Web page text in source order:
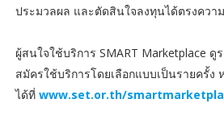
ประมวลผล และตัดสินใจลงทุนได้ตรงควา
ผู้สนใจใช้บริการ SMART Marketplace ดู
สมัครใช้บริการโดยเลือกแบบเป็นรายครั้ง
ได้ที่ www.set.or.th/